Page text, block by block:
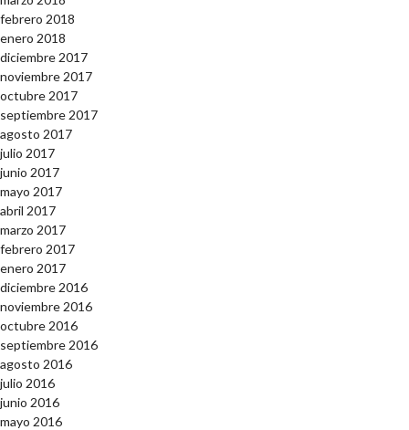
febrero 2018
enero 2018
diciembre 2017
noviembre 2017
octubre 2017
septiembre 2017
agosto 2017
julio 2017
junio 2017
mayo 2017
abril 2017
marzo 2017
febrero 2017
enero 2017
diciembre 2016
noviembre 2016
octubre 2016
septiembre 2016
agosto 2016
julio 2016
junio 2016
mayo 2016